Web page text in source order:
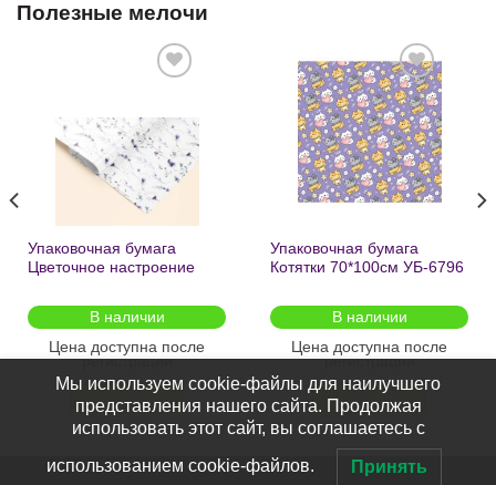
Полезные мелочи
желаний
Упаковочная бумага
Цветочное настроение
2шт/
В наличии
Цена доступна после
регистрации
Добавить
в список
желаний
Упаковочная бумага
Котятки 70*100см УБ-6796
В наличии
Цена доступна после
регистрации
ПОДРОБНЕЕ
Мы используем cookie-файлы для наилучшего
представления нашего сайта. Продолжая
использовать этот сайт, вы соглашаетесь с
использованием cookie-файлов. Принять